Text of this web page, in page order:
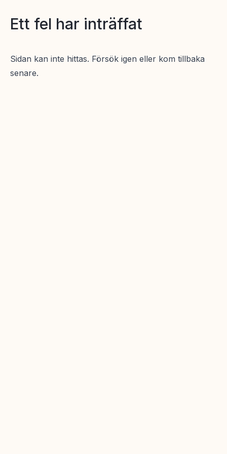
Ett fel har inträffat
Sidan kan inte hittas. Försök igen eller kom tillbaka
senare.